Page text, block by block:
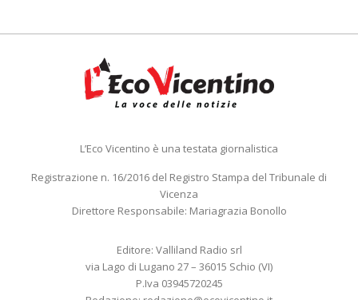
L’Eco Vicentino è una testata giornalistica
Registrazione n. 16/2016 del Registro Stampa del Tribunale di
Vicenza
Direttore Responsabile: Mariagrazia Bonollo
Editore: Valliland Radio srl
via Lago di Lugano 27 – 36015 Schio (VI)
P.Iva 03945720245